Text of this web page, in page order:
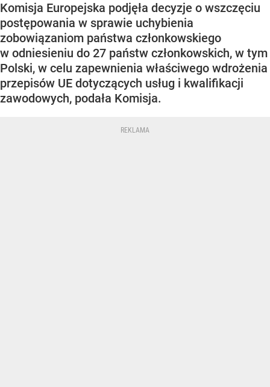
Komisja Europejska podjęła decyzje o wszczęciu
postępowania w sprawie uchybienia
zobowiązaniom państwa członkowskiego
w odniesieniu do 27 państw członkowskich, w tym
Polski, w celu zapewnienia właściwego wdrożenia
przepisów UE dotyczących usług i kwalifikacji
zawodowych, podała Komisja.